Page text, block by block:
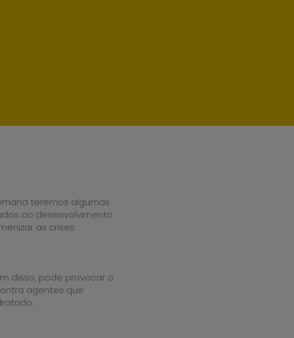
teremos algumas
ao desenvolvimento
as crises.
disso, pode provocar o
agentes que